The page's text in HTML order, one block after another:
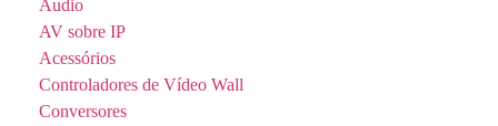
Áudio
AV sobre IP
Acessórios
Controladores de Vídeo Wall
Conversores